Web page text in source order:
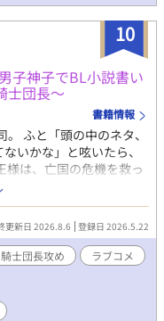
く。裏切りと和解を繰
道を見つけ出す。 読者
キ、フェラ、アナルセ
張感：デスゲームによる
対から愛情への自然な
環境での背徳的シチュエ
と希望のエンディング
はない「タイムループ
定空間を最大活用した
、真の愛への昇華を描
ーマを通じた深い人間ド
10
子神子でBL小説書い
士団長～
書籍情報
ふと「頭の中のネタ、
いかな」と呟いたら、
様は、亡国の危機を救っ
ずだと言われ、悦司は
前まで書いていたBL小
呆れる悦司を他所に、王
てことを決めてしまう。
くるだろうなーと悦司が
が怒鳴り込んできた
子BL作家と常勝の最
更新日 2026.8.6 登録日 2026.5.22
騎士団長攻め
ラブコメ